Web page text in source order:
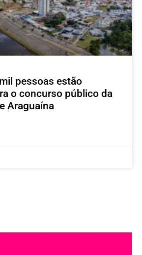
pessoas estão
o concurso público da
Araguaína